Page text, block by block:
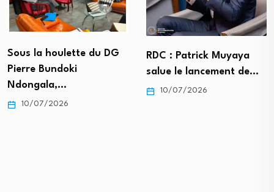
Sous la houlette du DG
Pierre Bundoki
Ndongala,…
10/07/2026
RDC : Patrick Muyaya
salue le lancement de…
10/07/2026